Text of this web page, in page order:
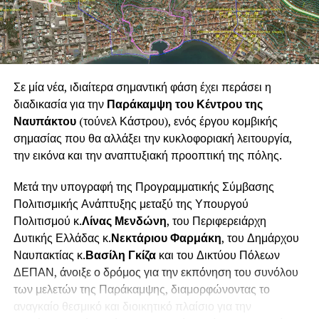
Μάρθα Καραλή, Μαριέττα Φούντζουλα,Θάλεια
Μπανιά,Μελίνα ΦούντζουλακαιΚωνσταντίνα
Μπανιά.
Ιδιαίτερη σημασία έχει το γεγονός ότι πρόκειται για μία
ναυπακτιακή καλλιτεχνική παραγωγή. Ο Δήμος
Ναυπακτίας στήριξε έμπρακτα τη συγκεκριμένη
δημιουργική προσπάθεια, καλύπτοντας εξ ολοκλήρου τη
χρηματοδότηση της παραγωγής και παρέχοντας στους
ανθρώπους της τη δυνατότητα να παρουσιάσουν το έργο
τους. Η επιλογή αυτή δεν αποτελεί μία μεμονωμένη
πρωτοβουλία, αλλά εντάσσεται σε μίαευρύτερη και
σταθερή πολιτική του Δήμου Ναυπακτίας για την
ενίσχυση και ανάδειξη της τοπικής καλλιτεχνικής
δημιουργίας. Μέσα από το πρόγραμμα των πολιτιστικών
του εκδηλώσεων, ο Δήμος επενδύει συστηματικά στους
καλλιτέχνες της πόλης και της ευρύτερης περιοχής,
δημιουργώντας ευκαιρίες έκφρασης, συνεργασίας και
Σε μία νέα, ιδιαίτερα σημαντική φάση έχει περάσει η
διαδικασία για την Παράκαμψη του Κέντρου της
Ναυπάκτου(τούνελ Κάστρου), ενός έργου κομβικής
σημασίας που θα αλλάξει την κυκλοφοριακή λειτουργία,
την εικόνα και την αναπτυξιακή προοπτική της πόλης.
Μετά την υπογραφή της Προγραμματικής Σύμβασης
Πολιτισμικής Ανάπτυξης μεταξύ της Υπουργού
Πολιτισμού κ.Λίνας Μενδώνη, του Περιφερειάρχη
Δυτικής Ελλάδας κ.Νεκτάριου Φαρμάκη, του Δημάρχου
Ναυπακτίας κ.Βασίλη Γκίζακαι του Δικτύου Πόλεων
ΔΕΠΑΝ, άνοιξε ο δρόμος για την εκπόνηση του συνόλου
των μελετών της Παράκαμψης, διαμορφώνοντας το
αναγκαίο θεσμικό και διοικητικό πλαίσιο για την